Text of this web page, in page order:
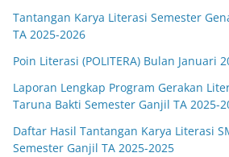
Tantangan Karya Literasi Semester
TA 2025-2026
Poin Literasi (POLITERA) Bulan Januari
Laporan Lengkap Program Gerakan
Taruna Bakti Semester Ganjil TA 2025-
Daftar Hasil Tantangan Karya Literasi
Semester Ganjil TA 2025-2025